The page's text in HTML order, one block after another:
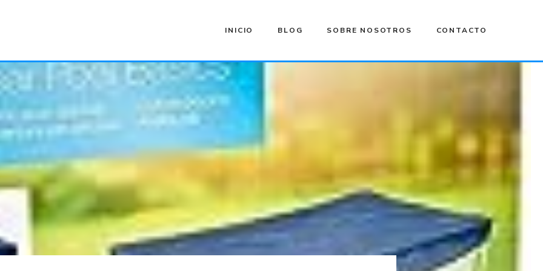
INICIO BLOG SOBRE NOSOTROS CONTACTO